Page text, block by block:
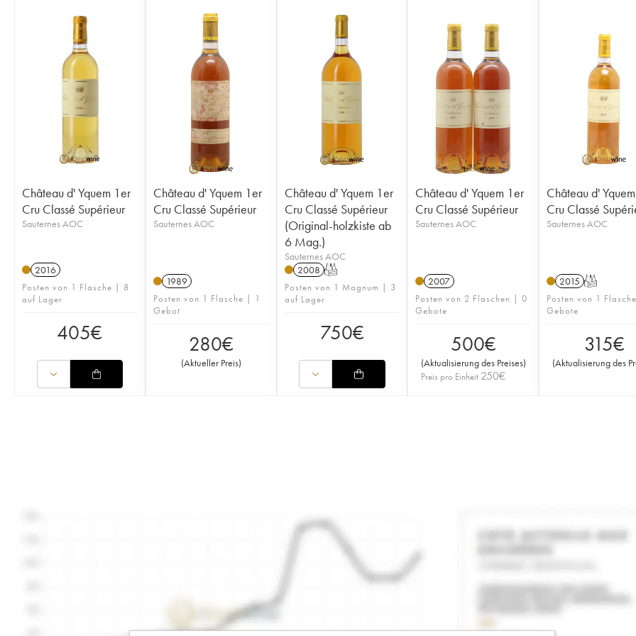
Château d' Yquem 1er
Cru Classé Supérieur
Sauternes AOC
2016
Posten von 1 Flasche | 8
auf Lager
405€
Château d' Yquem 1er
Cru Classé Supérieur
Sauternes AOC
1989
Posten von 1 Flasche | 1
Gebot
280€
(Aktueller Preis)
Château d' Yquem 1er
Cru Classé Supérieur
(Original-holzkiste ab
6 Mag.)
Sauternes AOC
2008 T
Posten von 1 Magnum | 3
auf Lager
750€
Château d' Yquem 1er
Cru Classé Supérieur
Sauternes AOC
2007
Posten von 2 Flaschen | 0
Gebote
500€
(Aktualisierung des Preises)
Preis pro Einheit 250€
Château d'
Cru Classé
Sauternes AOC
2015 T
Posten von 1
Gebote
315€
(Aktualisierung des